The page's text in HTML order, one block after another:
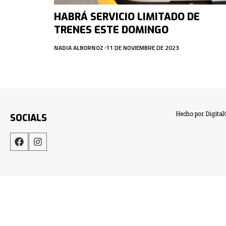
HABRÁ SERVICIO LIMITADO DE
TRENES ESTE DOMINGO
NADIA ALBORNOZ 11 DE NOVIEMBRE DE 2023
SOCIALS Hecho por